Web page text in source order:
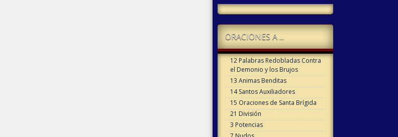
ORACIONES A ...
12 Palabras Redobladas Contra
el Demonio y los Brujos
13 Animas Benditas
14 Santos Auxiliadores
15 Oraciones de Santa Brígida
21 División
3 Potencias